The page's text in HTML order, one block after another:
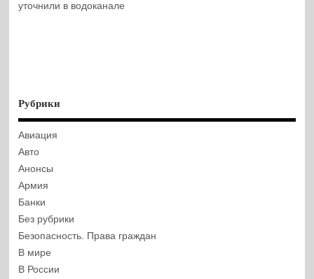
уточнили в водоканале
Рубрики
Авиация
Авто
Анонсы
Армия
Банки
Без рубрики
Безопасность. Права граждан
В мире
В России